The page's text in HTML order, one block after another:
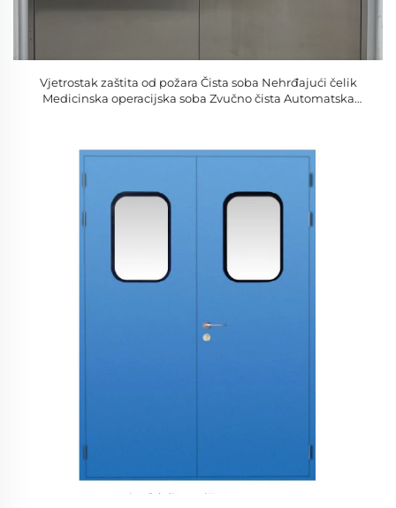
Vjetrostak zaštita od požara Čista soba Nehrđajući čelik
Medicinska operacijska soba Zvučno čista Automatska